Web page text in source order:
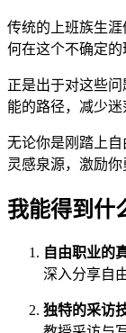
传统的上班族生
何在这个不确定的
正是出于对这些
能的路径，减少迷
无论你是刚踏上
灵感泉源，激励
我能得到什
自由职业的
深入分享自
独特的采访